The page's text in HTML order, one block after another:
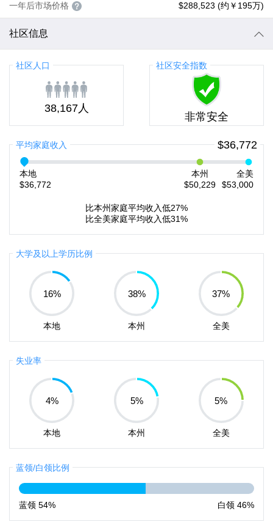
一年后市场价格 $288,523 (约￥195万)
社区信息
社区人口
38,167人
社区安全指数
非常安全
平均家庭收入 $36,772
本地
$36,772
本州
$50,229
全美
$53,000
比本州家庭平均收入低27%
比全美家庭平均收入低31%
大学及以上学历比例
16%
本地
38%
本州
37%
全美
失业率
4%
本地
5%
本州
5%
全美
蓝领/白领比例
蓝领 54% 白领 46%